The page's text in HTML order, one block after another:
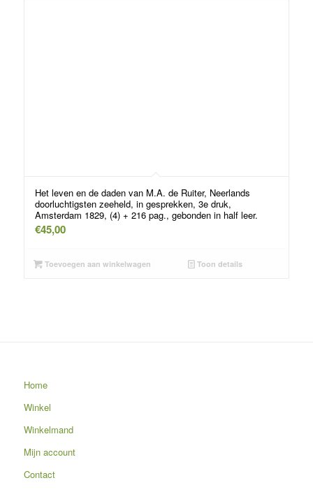
Het leven en de daden van M.A. de Ruiter, Neerlands
doorluchtigsten zeeheld, in gesprekken, 3e druk,
Amsterdam 1829, (4) + 216 pag., gebonden in half leer.
€45,00
Toevoegen aan winkelwagen Toon details
Home
Winkel
Winkelmand
Mijn account
Contact